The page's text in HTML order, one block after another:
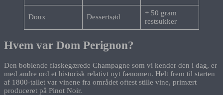
Doux Dessertsød
+ 50 gram
restsukker
Hvem var Dom Perignon?
Den boblende flaskegærede Champagne som vi kender den i dag, er
med andre ord et historisk relativt nyt fænomen. Helt frem til starten
af 1800-tallet var vinene fra området oftest stille vine, primært
produceret på Pinot Noir.